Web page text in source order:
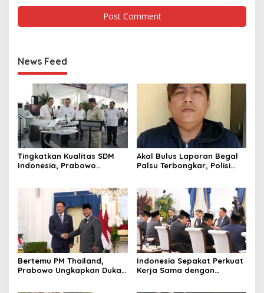
News Feed
Tingkatkan Kualitas SDM
Indonesia, Prabowo
Terbaik Dunia
Akal Bulus Laporan Begal
Palsu Terbongkar, Polisi
Bertemu PM Thailand,
Prabowo Ungkapkan Duka
Indonesia Sepakat Perkuat
Kerja Sama dengan